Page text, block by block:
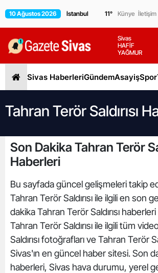
10 Ağustos 2026 11° Künye İletişim
Sivas
HAFİF
YAĞMUR
Sivas HaberleriGündemAsayişSpor
Tahran Terör Saldırısı
Son Dakika Tahran Terör
Haberleri
Bu sayfada güncel gelişmeleri takip
Tahran Terör Saldırısı ile ilgili en son
dakika Tahran Terör Saldırısı
Tahran Terör Saldırısı ile ilgili tüm
Saldırısı fotoğrafları ve Tahran Terör
Sivas'ın en güncel haber sitesi. Son
haberleri, Sivas hava durumu, yerel